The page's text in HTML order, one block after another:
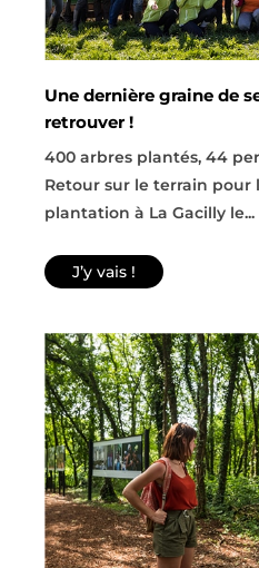
Une dernière graine de
retrouver !
400 arbres plantés, 44
Retour sur le terrain pour
plantation à La Gacilly le...
J’y vais !